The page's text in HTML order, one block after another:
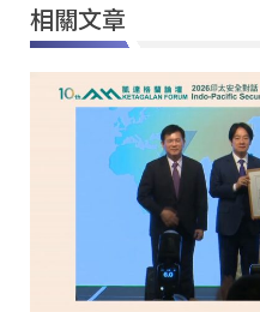
相關文章